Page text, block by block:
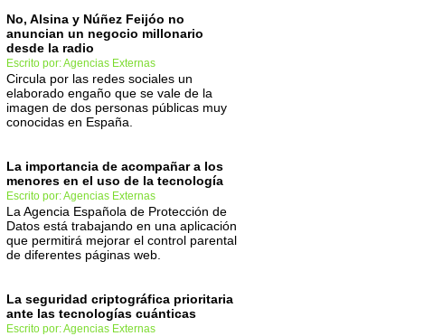
No, Alsina y Núñez Feijóo no
anuncian un negocio millonario
desde la radio
Escrito por: Agencias Externas
Circula por las redes sociales un
elaborado engaño que se vale de la
imagen de dos personas públicas muy
conocidas en España.
La importancia de acompañar a los
menores en el uso de la tecnología
Escrito por: Agencias Externas
La Agencia Española de Protección de
Datos está trabajando en una aplicación
que permitirá mejorar el control parental
de diferentes páginas web.
La seguridad criptográfica prioritaria
ante las tecnologías cuánticas
Escrito por: Agencias Externas